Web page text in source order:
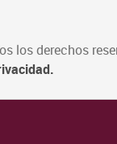
los derechos